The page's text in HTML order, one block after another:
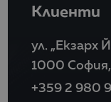
Клиенти
ул. „Екзарх
1000
+359 2 980